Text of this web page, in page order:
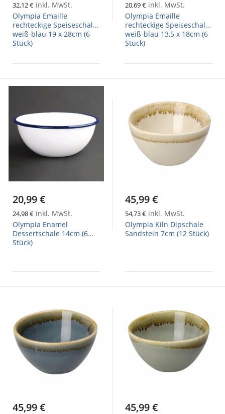
32,12 € inkl. MwSt.
Olympia Emaille
rechteckige Speiseschale
weiß-blau 19 x 28cm (6
Stück)
20,69 € inkl. MwSt.
Olympia Emaille
rechteckige Speiseschale
weiß-blau 13,5 x 18cm (6
Stück)
20,99 €
24,98 € inkl. MwSt.
Olympia Enamel
Dessertschale 14cm (6
Stück)
45,99 €
54,73 € inkl. MwSt.
Olympia Kiln Dipschale
Sandstein 7cm (12 Stück)
45,99 € 45,99 €